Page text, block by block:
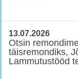
13.07.2026
Otsin
täisremondiks,
Lammutustööd